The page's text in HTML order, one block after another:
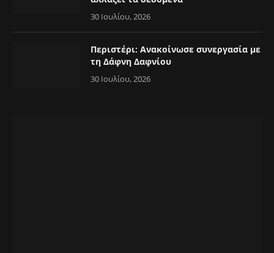
30 Ιουλίου, 2026
Περιστέρι: Ανακοίνωσε συνεργασία με
τη Δάφνη Δαφνίου
30 Ιουλίου, 2026